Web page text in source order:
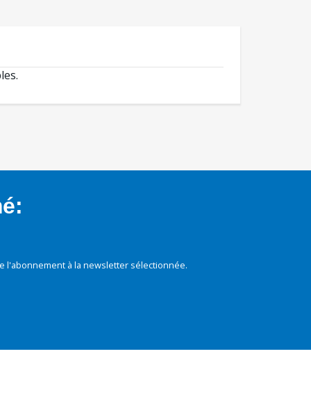
à la newsletter sélectionnée.